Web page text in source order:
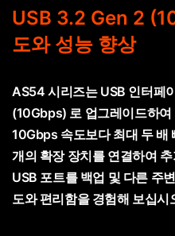
USB 3.2 Gen 2
도와 성능 향상
AS54 시리즈는 USB 인터페
(10Gbps) 로 업그레이드하
10Gbps 속도보다 최대 두 배
개의 확장 장치를 연결하여
USB 포트를 백업 및 다른 주
도와 편리함을 경험해 보십시